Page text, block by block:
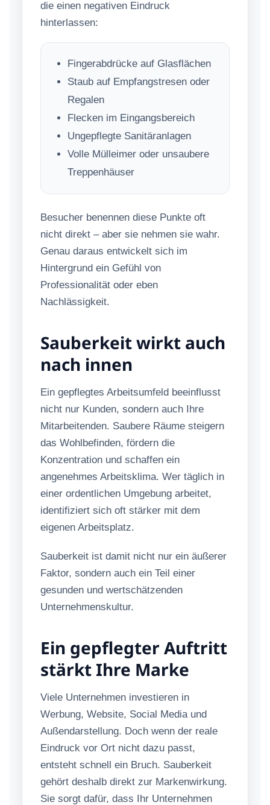
die einen negativen Eindruck
hinterlassen:
Fingerabdrücke auf Glasflächen
Staub auf Empfangstresen oder
Regalen
Flecken im Eingangsbereich
Ungepflegte Sanitäranlagen
Volle Mülleimer oder unsaubere
Treppenhäuser
Besucher benennen diese Punkte oft
nicht direkt – aber sie nehmen sie wahr.
Genau daraus entwickelt sich im
Hintergrund ein Gefühl von
Professionalität oder eben
Nachlässigkeit.
Sauberkeit wirkt auch
nach innen
Ein gepflegtes Arbeitsumfeld beeinflusst
nicht nur Kunden, sondern auch Ihre
Mitarbeitenden. Saubere Räume steigern
das Wohlbefinden, fördern die
Konzentration und schaffen ein
angenehmes Arbeitsklima. Wer täglich in
einer ordentlichen Umgebung arbeitet,
identifiziert sich oft stärker mit dem
eigenen Arbeitsplatz.
Sauberkeit ist damit nicht nur ein äußerer
Faktor, sondern auch ein Teil einer
gesunden und wertschätzenden
Unternehmenskultur.
Ein gepflegter Auftritt
stärkt Ihre Marke
Viele Unternehmen investieren in
Werbung, Website, Social Media und
Außendarstellung. Doch wenn der reale
Eindruck vor Ort nicht dazu passt,
entsteht schnell ein Bruch. Sauberkeit
gehört deshalb direkt zur Markenwirkung.
Sie sorgt dafür, dass Ihr Unternehmen